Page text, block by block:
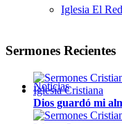
Iglesia El
Noticias
Sermones Recientes
Dios guardó mi